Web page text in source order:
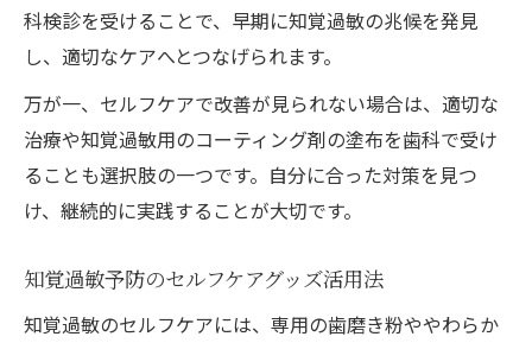
科検診を受けることで、早期に知覚過敏の兆候を発見
し、適切なケアへとつなげられます。
万が一、セルフケアで改善が見られない場合は、適切な
治療や知覚過敏用のコーティング剤の塗布を歯科で受け
ることも選択肢の一つです。自分に合った対策を見つ
け、継続的に実践することが大切です。
知覚過敏予防のセルフケアグッズ活用法
知覚過敏のセルフケアには、専用の歯磨き粉ややわらか